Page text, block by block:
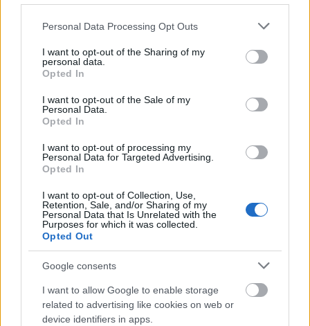
Please note that this website/app uses one or more Google
not limited to your visit or usage behaviour. You may click to
grant or deny consent to Google and its third-party tags to
use your data for below specified purposes in below Google
consent section.
Personal Data Processing Opt Outs
I want to opt-out of the Sharing of my
personal data.
Opted In
I want to opt-out of the Sale of my
Personal Data.
Opted In
I want to opt-out of processing my
Personal Data for Targeted Advertising.
Opted In
I want to opt-out of Collection, Use,
Retention, Sale, and/or Sharing of my
Personal Data that Is Unrelated with the
Purposes for which it was collected.
Opted Out
Google consents
I want to allow Google to enable storage
related to advertising like cookies on web or
device identifiers in apps.
A LinkedIn, a fantomállások tömegsírja épp
társkereső alkalmazássá válik
Közleményt adott ki a Gondosóra program a
Feljelentést tettek a Kréta, a Neptun és az EKEIDR rendszer
beszerzései miatt
TOVÁBBI HÍREK
A Samsung belenézett a
kristálygömbjébe, és megjósolta a
memóriaválság végét